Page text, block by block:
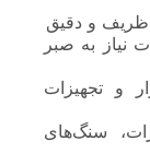
ظریف و دقیق
نیاز به صبر
و تجهیزات
سنگ‌های